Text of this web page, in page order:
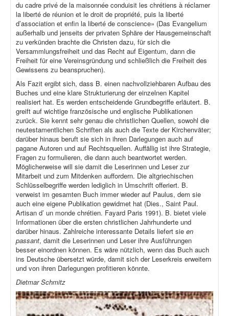
du cadre privé de la maisonnée conduisit les chrétiens à réclamer
la liberté de réunion et le droit de propriété, puis la liberté
d’association et enfin la liberté de conscience» (Das Evangelium
außerhalb und jenseits der privaten Sphäre der Hausgemeinschaft
zu verkünden brachte die Christen dazu, für sich die
Versammlungsfreiheit und das Recht auf Eigentum, dann die
Freiheit für eine Vereinsgründung und schließlich die Freiheit des
Gewissens zu beanspruchen).
Als Fazit ergibt sich, dass B. einen nachvollziehbaren Aufbau des
Buches und eine klare Strukturierung der einzelnen Kapitel
realisiert hat. Es werden entscheidende Grundbegriffe erläutert. B.
greift auf wichtige französische und englische Publikationen
zurück. Sie kennt sehr genau die christlichen Quellen, sowohl die
neutestamentlichen Schriften als auch die Texte der Kirchenväter;
darüber hinaus beruft sie sich in ihren Darlegungen auch auf
pagane Autoren und auf Rechtsquellen. Auffällig ist ihre Strategie,
Fragen zu formulieren, die dann auch beantwortet werden.
Möglicherweise will sie damit die Leserinnen und Leser zur
Mitarbeit und zum Mitdenken auffordern. Die altgriechischen
Schlüsselbegriffe werden lediglich in Umschrift offeriert. B.
verweist im gesamten Buch immer wieder auf Paulus, dem sie
auch eine eigene Publikation gewidmet hat (Dies., Saint Paul.
Artisan d’ un monde chrétien. Fayard Paris 1991). B. bietet viele
Informationen über die ersten christlichen Jahrhunderte und
darüber hinaus. Zahlreiche interessante Details liefert sie en
passant, damit die Leserinnen und Leser ihre Ausführungen
besser einordnen können. Es wäre nützlich, wenn das Buch auch
ins Deutsche übersetzt würde, damit sich der Leserkreis erweitern
und von ihren Darlegungen profitieren könnte.
Dietmar Schmitz